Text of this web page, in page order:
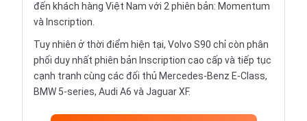
đến khách hàng Việt Nam với 2 phiên bản: Momentum
và Inscription.
Tuy nhiên ở thời điểm hiện tại, Volvo S90 chỉ còn phân
phối duy nhất phiên bản Inscription cao cấp và tiếp tục
cạnh tranh cùng các đối thủ Mercedes-Benz E-Class,
BMW 5-series, Audi A6 và Jaguar XF.